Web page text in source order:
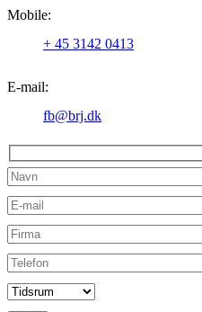
Mobile:
+ 45 3142 0413
E-mail:
fb@brj.dk